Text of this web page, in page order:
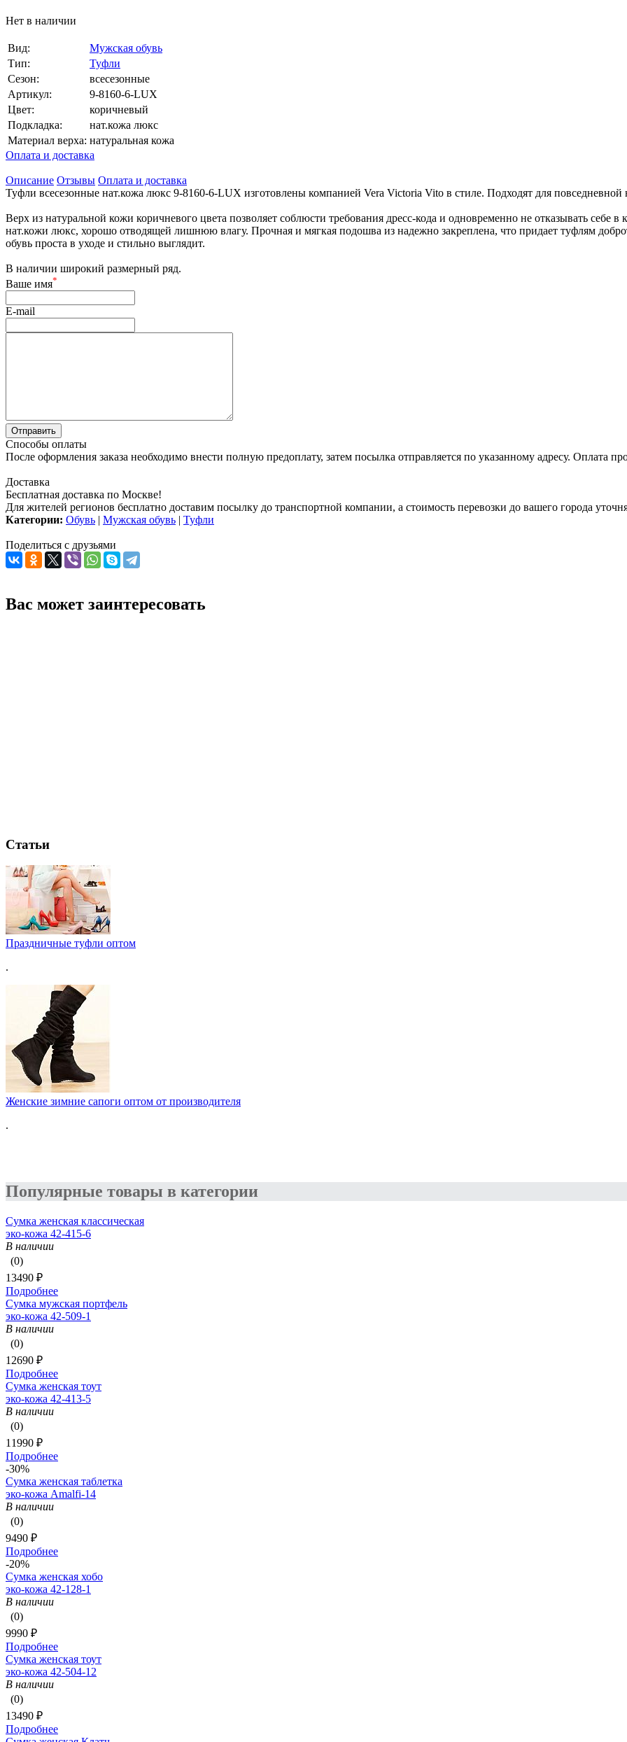
Нет в наличии
Вид:
Мужская обувь
Тип:
Туфли
Сезон:
всесезонные
Артикул:
9-8160-6-LUX
Цвет:
коричневый
Подкладка:
нат.кожа люкс
Материал верха: натуральная кожа
Оплата и доставка
Описание Отзывы Оплата и доставка
Туфли всесезонные нат.кожа люкс 9-8160-6-LUX изготовлены компанией Vera Victoria Vito в стиле. Подходят для повседневной
Верх из натуральной кожи коричневого цвета позволяет соблюсти требования дресс-кода и одновременно не отказывать себе
нат.кожи люкс, хорошо отводящей лишнюю влагу. Прочная и мягкая подошва из надежно закреплена, что придает туфлям
обувь проста в уходе и стильно выглядит.
В наличии широкий размерный ряд.
Ваше имя*
E-mail
Способы оплаты
После оформления заказа необходимо внести полную предоплату, затем посылка отправляется по указанному адресу. Оплата
Доставка
Бесплатная доставка по Москве!
Для жителей регионов бесплатно доставим посылку до транспортной компании, а стоимость перевозки до вашего города
Категории: Обувь | Мужская обувь | Туфли
Поделиться с друзьями
Вас может заинтересовать
Статьи
Праздничные туфли оптом
.
Женские зимние сапоги оптом от производителя
.
Популярные товары в категории
Сумка женская классическая
эко-кожа 42-415-6
В наличии
(0)
13490 ₽
Подробнее
Сумка мужская портфель
эко-кожа 42-509-1
В наличии
(0)
12690 ₽
Подробнее
Сумка женская тоут
эко-кожа 42-413-5
В наличии
(0)
11990 ₽
Подробнее
-30%
Сумка женская таблетка
эко-кожа Amalfi-14
В наличии
(0)
9490 ₽
Подробнее
-20%
Сумка женская хобо
эко-кожа 42-128-1
В наличии
(0)
9990 ₽
Подробнее
Сумка женская тоут
эко-кожа 42-504-12
В наличии
(0)
13490 ₽
Подробнее